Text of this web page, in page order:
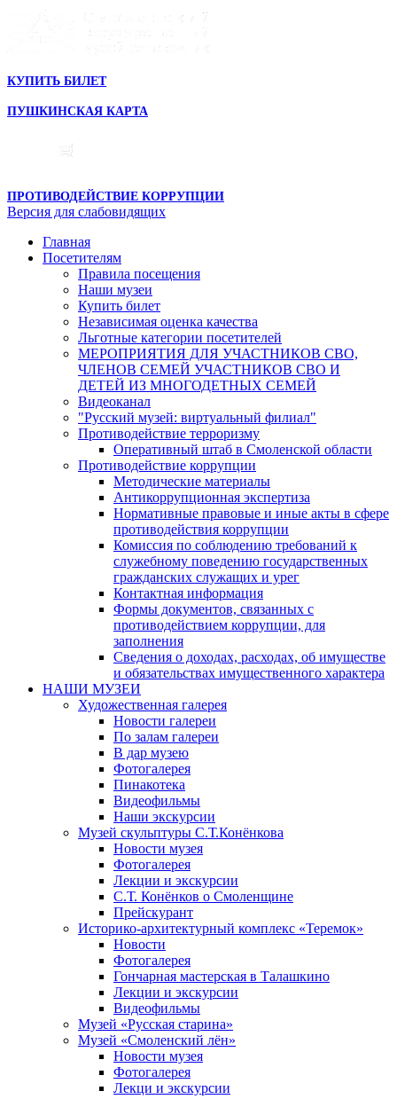
КУПИТЬ БИЛЕТ
ПУШКИНСКАЯ КАРТА
ПРОТИВОДЕЙСТВИЕ КОРРУПЦИИ
Версия для слабовидящих
Главная
Посетителям
Правила посещения
Наши музеи
Купить билет
Независимая оценка качества
Льготные категории посетителей
МЕРОПРИЯТИЯ ДЛЯ УЧАСТНИКОВ СВО,
ЧЛЕНОВ СЕМЕЙ УЧАСТНИКОВ СВО И
ДЕТЕЙ ИЗ МНОГОДЕТНЫХ СЕМЕЙ
Видеоканал
"Русский музей: виртуальный филиал"
Противодействие терроризму
Оперативный штаб в Смоленской области
Противодействие коррупции
Методические материалы
Антикоррупционная экспертиза
Нормативные правовые и иные акты в сфере
противодействия коррупции
Комиссия по соблюдению требований к
служебному поведению государственных
гражданских служащих и урег
Контактная информация
Формы документов, связанных с
противодействием коррупции, для
заполнения
Сведения о доходах, расходах, об имуществе
и обязательствах имущественного характера
НАШИ МУЗЕИ
Художественная галерея
Новости галереи
По залам галереи
В дар музею
Фотогалерея
Пинакотека
Видеофильмы
Наши экскурсии
Музей скульптуры С.Т.Конёнкова
Новости музея
Фотогалерея
Лекции и экскурсии
С.Т. Конёнков о Смоленщине
Прейскурант
Историко-архитектурный комплекс «Теремок»
Новости
Фотогалерея
Гончарная мастерская в Талашкино
Лекции и экскурсии
Видеофильмы
Музей «Русская старина»
Музей «Смоленский лён»
Новости музея
Фотогалерея
Лекци и экскурсии